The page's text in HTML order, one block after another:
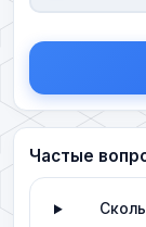
Частые